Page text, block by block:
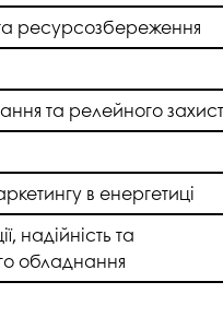
ресурсозбереження
та релейного
в енергетиці
надійність та
обладнання